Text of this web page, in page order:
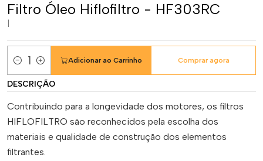
Filtro Óleo Hiflofiltro - HF303RC
Quantidade
Adicionar ao Carrinho Comprar agora
DESCRIÇÃO
Contribuindo para a longevidade dos motores, os filtros
HIFLOFILTRO são reconhecidos pela escolha dos
materiais e qualidade de construção dos elementos
filtrantes.